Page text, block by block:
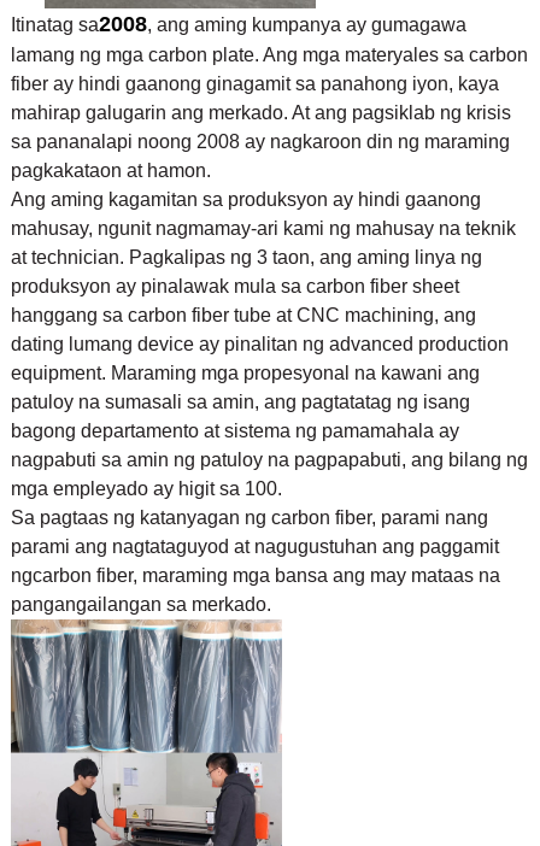
Itinatag sa2008, ang aming kumpanya ay gumagawa
lamang ng mga carbon plate. Ang mga materyales sa carbon
fiber ay hindi gaanong ginagamit sa panahong iyon, kaya
mahirap galugarin ang merkado. At ang pagsiklab ng krisis
sa pananalapi noong 2008 ay nagkaroon din ng maraming
pagkakataon at hamon.
Ang aming kagamitan sa produksyon ay hindi gaanong
mahusay, ngunit nagmamay-ari kami ng mahusay na teknik
at technician. Pagkalipas ng 3 taon, ang aming linya ng
produksyon ay pinalawak mula sa carbon fiber sheet
hanggang sa carbon fiber tube at CNC machining, ang
dating lumang device ay pinalitan ng advanced production
equipment. Maraming mga propesyonal na kawani ang
patuloy na sumasali sa amin, ang pagtatatag ng isang
bagong departamento at sistema ng pamamahala ay
nagpabuti sa amin ng patuloy na pagpapabuti, ang bilang ng
mga empleyado ay higit sa 100.
Sa pagtaas ng katanyagan ng carbon fiber, parami nang
parami ang nagtataguyod at nagugustuhan ang paggamit
ngcarbon fiber, maraming mga bansa ang may mataas na
pangangailangan sa merkado.